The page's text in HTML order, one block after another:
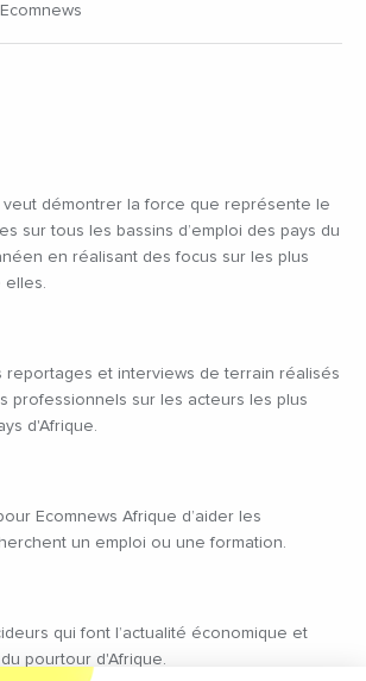
veut démontrer la force que représente le
sur tous les bassins d’emploi des pays du
en réalisant des focus sur les plus
elles.
reportages et interviews de terrain réalisés
professionnels sur les acteurs les plus
d'Afrique.
Ecomnews Afrique d’aider les
un emploi ou une formation.
qui font l’actualité économique et
pourtour d'Afrique.